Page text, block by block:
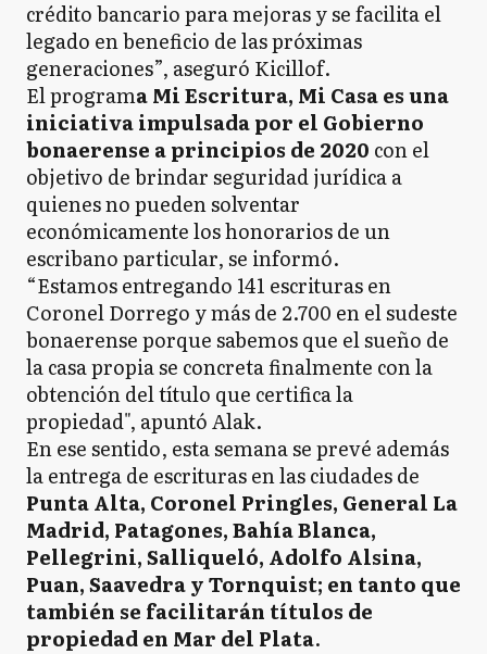
crédito bancario para mejoras y se facilita el
legado en beneficio de las próximas
generaciones”, aseguró Kicillof.
El programa Mi Escritura, Mi Casa es una
iniciativa impulsada por el Gobierno
bonaerense a principios de 2020 con el
objetivo de brindar seguridad jurídica a
quienes no pueden solventar
económicamente los honorarios de un
escribano particular, se informó.
“Estamos entregando 141 escrituras en
Coronel Dorrego y más de 2.700 en el sudeste
bonaerense porque sabemos que el sueño de
la casa propia se concreta finalmente con la
obtención del título que certifica la
propiedad", apuntó Alak.
En ese sentido, esta semana se prevé además
la entrega de escrituras en las ciudades de
Punta Alta, Coronel Pringles, General La
Madrid, Patagones, Bahía Blanca,
Pellegrini, Salliqueló, Adolfo Alsina,
Puan, Saavedra y Tornquist; en tanto que
también se facilitarán títulos de
propiedad en Mar del Plata.